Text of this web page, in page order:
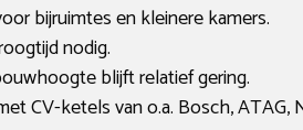
bijruimtes en kleinere kamers.
nodig.
blijft relatief gering.
CV-ketels van o.a. Bosch, ATAG,